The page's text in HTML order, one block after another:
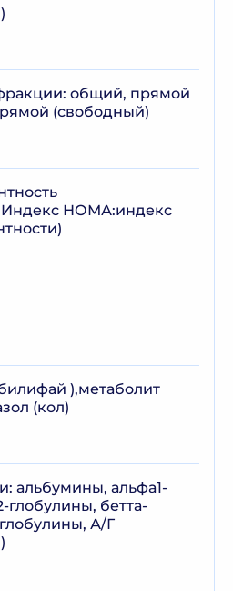
общий, прямой
(свободный)
НОМА:индекс
),метаболит
(кол)
альбумины, альфа1-
глобулины, бетта-
А/Г